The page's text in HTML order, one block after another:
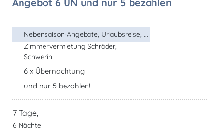
Angebot 6 ÜN und nur 5 bezahlen
Nebensaison-Angebote, Urlaubsreise, ...
Zimmervermietung Schröder,
Schwerin
6 x Übernachtung
und nur 5 bezahlen!
7 Tage,
6 Nächte